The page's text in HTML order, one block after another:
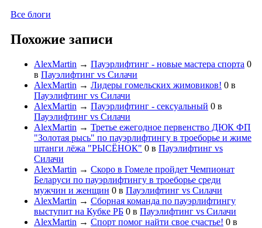
Все блоги
Похожие записи
AlexMartin → Пауэрлифтинг - новые мастера спорта 0
в Пауэлифтинг vs Силачи
AlexMartin → Лидеры гомельских жимовиков! 0 в
Пауэлифтинг vs Силачи
AlexMartin → Пауэрлифтинг - сексуальный 0 в
Пауэлифтинг vs Силачи
AlexMartin → Третье ежегодное первенство ДЮК ФП
"Золотая рысь" по пауэрлифтингу в троеборье и жиме
штанги лёжа "РЫСЁНОК" 0 в Пауэлифтинг vs
Силачи
AlexMartin → Скоро в Гомеле пройдет Чемпионат
Беларуси по пауэрлифтингу в троеборье среди
мужчин и женщин 0 в Пауэлифтинг vs Силачи
AlexMartin → Сборная команда по пауэрлифтингу
выступит на Кубке РБ 0 в Пауэлифтинг vs Силачи
AlexMartin → Спорт помог найти свое счастье! 0 в